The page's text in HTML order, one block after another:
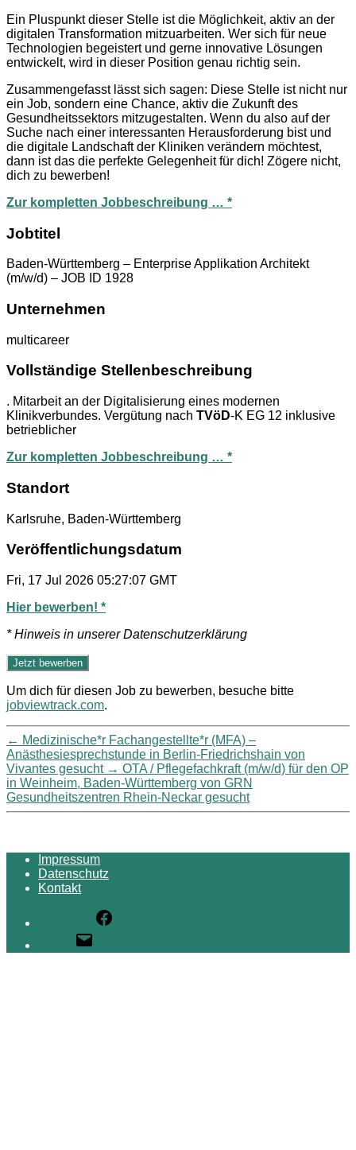
Ein Pluspunkt dieser Stelle ist die Möglichkeit, aktiv an der
digitalen Transformation mitzuarbeiten. Wer sich für neue
Technologien begeistert und gerne innovative Lösungen
entwickelt, wird in dieser Position genau richtig sein.
Zusammengefasst lässt sich sagen: Diese Stelle ist nicht nur
ein Job, sondern eine Chance, aktiv die Zukunft des
Gesundheitssektors mitzugestalten. Wenn du also auf der
Suche nach einer interessanten Herausforderung bist und
die digitale Landschaft der Kliniken verändern möchtest,
dann ist das die perfekte Gelegenheit für dich! Zögere nicht,
dich zu bewerben!
Zur kompletten Jobbeschreibung … *
Jobtitel
Baden-Württemberg – Enterprise Applikation Architekt
(m/w/d) – JOB ID 1928
Unternehmen
multicareer
Vollständige Stellenbeschreibung
. Mitarbeit an der Digitalisierung eines modernen
Klinikverbundes. Vergütung nach TVöD-K EG 12 inklusive
betrieblicher
Zur kompletten Jobbeschreibung … *
Standort
Karlsruhe, Baden-Württemberg
Veröffentlichungsdatum
Fri, 17 Jul 2026 05:27:07 GMT
Hier bewerben! *
* Hinweis in unserer Datenschutzerklärung
Um dich für diesen Job zu bewerben, besuche bitte
jobviewtrack.com.
← Medizinische*r Fachangestellte*r (MFA) –
Anästhesiesprechstunde in Berlin-Friedrichshain von
Vivantes gesucht → OTA / Pflegefachkraft (m/w/d) für den OP
in Weinheim, Baden-Württemberg von GRN
Gesundheitszentren Rhein-Neckar gesucht
Impressum
Datenschutz
Kontakt